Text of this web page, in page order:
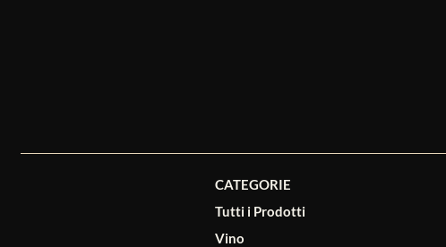
CATEGORIE
Tutti i Prodotti
Vino